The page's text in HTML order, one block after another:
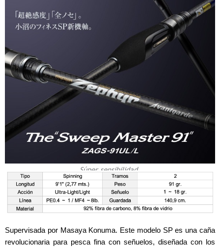
Súper sensibilidad.
Supervisada por Masaya Konuma. Este modelo SP es una caña
revolucionaria para pesca fina con señuelos, diseñada con los